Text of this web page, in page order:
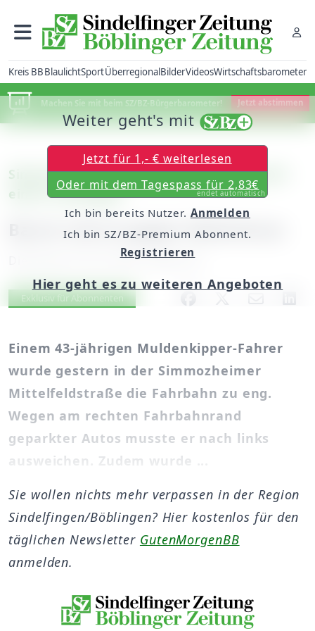
Kreis BBBlaulichtSportÜberregionalBilderVideosWirtschaftsbarometer
Machen Sie mit beim SZ/BZ-Bürgerbarometer! Jetzt abstimmen
Simmozheim: Mittelfeldstraße zu eng für
einen Lastwagen
Baum stürzt gegen Wohnhaus
Dienstag, 26. Juni 2007, 00:00 Uhr
Artikel vorlesen
Exklusiv für Abonnenten
Einem 43-jährigen Muldenkipper-Fahrer
wurde gestern in der Simmozheimer
Mittelfeldstraße die Fahrbahn zu eng.
Wegen am rechten Fahrbahnrand
geparkter Autos musste er nach links
ausweichen. Zudem wurde ...
Weiter geht's mit
Jetzt für 1,- € weiterlesen
Oder mit dem Tagespass für 2,83€
endet automatisch
Ich bin bereits Nutzer. Anmelden
Ich bin SZ/BZ-Premium Abonnent.
Registrieren
Hier geht es zu weiteren Angeboten
Sie wollen nichts mehr verpassen in der Region
Sindelfingen/Böblingen? Hier kostenlos für den
täglichen Newsletter GutenMorgenBB
anmelden.